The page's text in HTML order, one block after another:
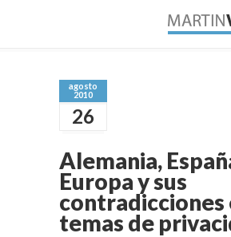
agosto
2010
26
Alemania,
Europa y sus
contradicciones
temas de